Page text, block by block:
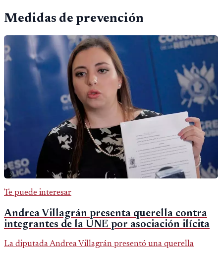
Medidas de prevención
Te puede interesar
Andrea Villagrán presenta querella contra
integrantes de la UNE por asociación ilícita
La diputada Andrea Villagrán presentó una querella